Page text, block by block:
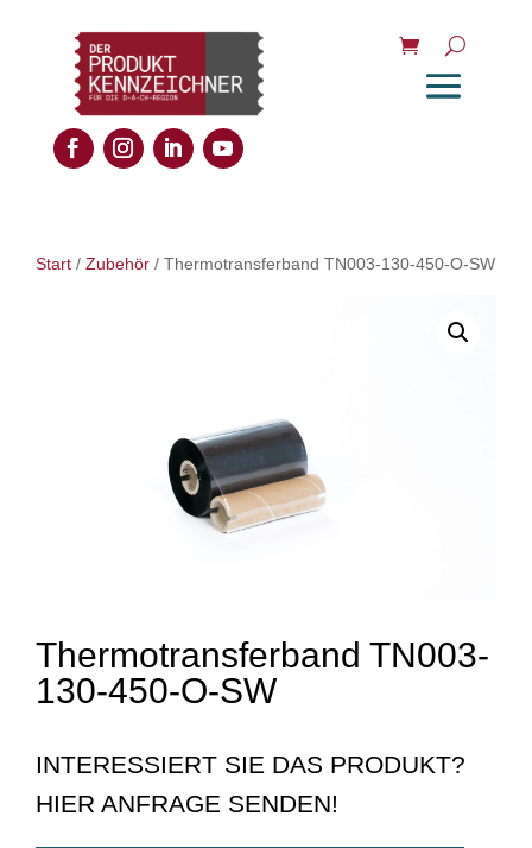
Start / Zubehör / Thermotransferband TN003-130-450-O-SW
Thermotransferband TN003-
130-450-O-SW
INTERESSIERT SIE DAS PRODUKT?
HIER ANFRAGE SENDEN!